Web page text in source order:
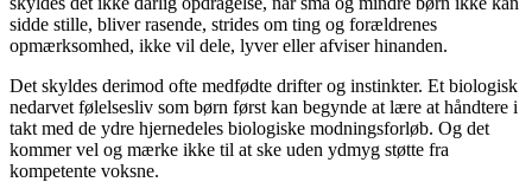
sidde stille, bliver rasende, strides om ting og forældrenes
opmærksomhed, ikke vil dele, lyver eller afviser hinanden.
Det skyldes derimod ofte medfødte drifter og instinkter. Et biologisk
nedarvet følelsesliv som børn først kan begynde at lære at håndtere i
takt med de ydre hjernedeles biologiske modningsforløb. Og det
kommer vel og mærke ikke til at ske uden ydmyg støtte fra
kompetente voksne.